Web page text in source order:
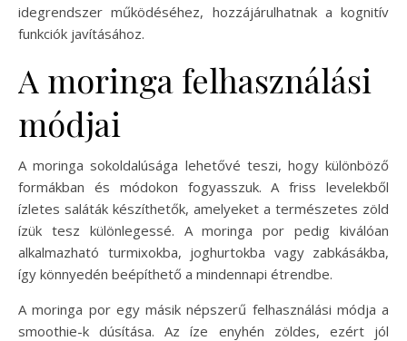
idegrendszer működéséhez, hozzájárulhatnak a kognitív
funkciók javításához.
A moringa felhasználási
módjai
A moringa sokoldalúsága lehetővé teszi, hogy különböző
formákban és módokon fogyasszuk. A friss levelekből
ízletes saláták készíthetők, amelyeket a természetes zöld
ízük tesz különlegessé. A moringa por pedig kiválóan
alkalmazható turmixokba, joghurtokba vagy zabkásákba,
így könnyedén beépíthető a mindennapi étrendbe.
A moringa por egy másik népszerű felhasználási módja a
smoothie-k dúsítása. Az íze enyhén zöldes, ezért jól